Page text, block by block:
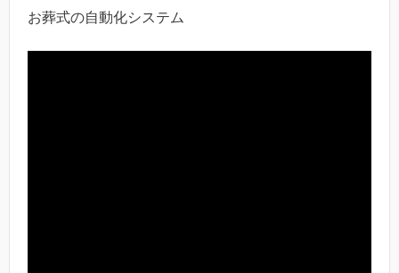
お葬式の自動化システム